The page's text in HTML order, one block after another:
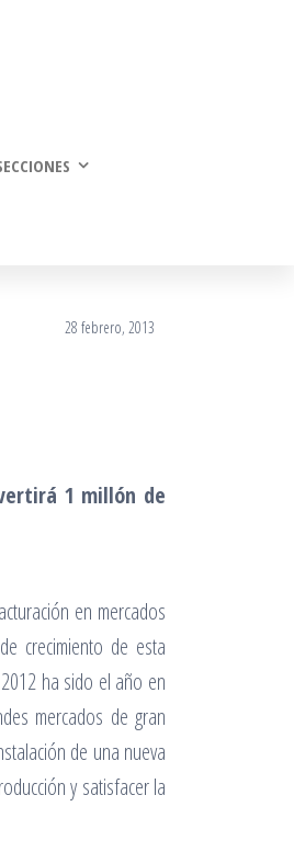
28 febrero, 2013
1 millón de
en mercados
crecimiento de esta
ha sido el año en
mercados de gran
de una nueva
y satisfacer la